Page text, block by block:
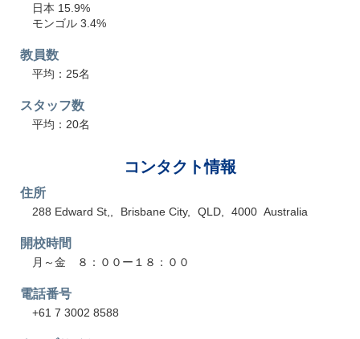
日本 15.9%
モンゴル 3.4%
教員数
平均：25名
スタッフ数
平均：20名
コンタクト情報
住所
288 Edward St, Brisbane City QLD 4000 Australia
開校時間
月～金 ８：００ー１８：００
電話番号
+61 7 3002 8588